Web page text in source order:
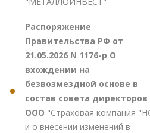
Распоряжение
Правительства РФ от
21.05.2026 N 1176-р О
вхождении на
безвозмездной основе в
состав совета директоров
ООО "Страховая компания
и о внесении изменений в